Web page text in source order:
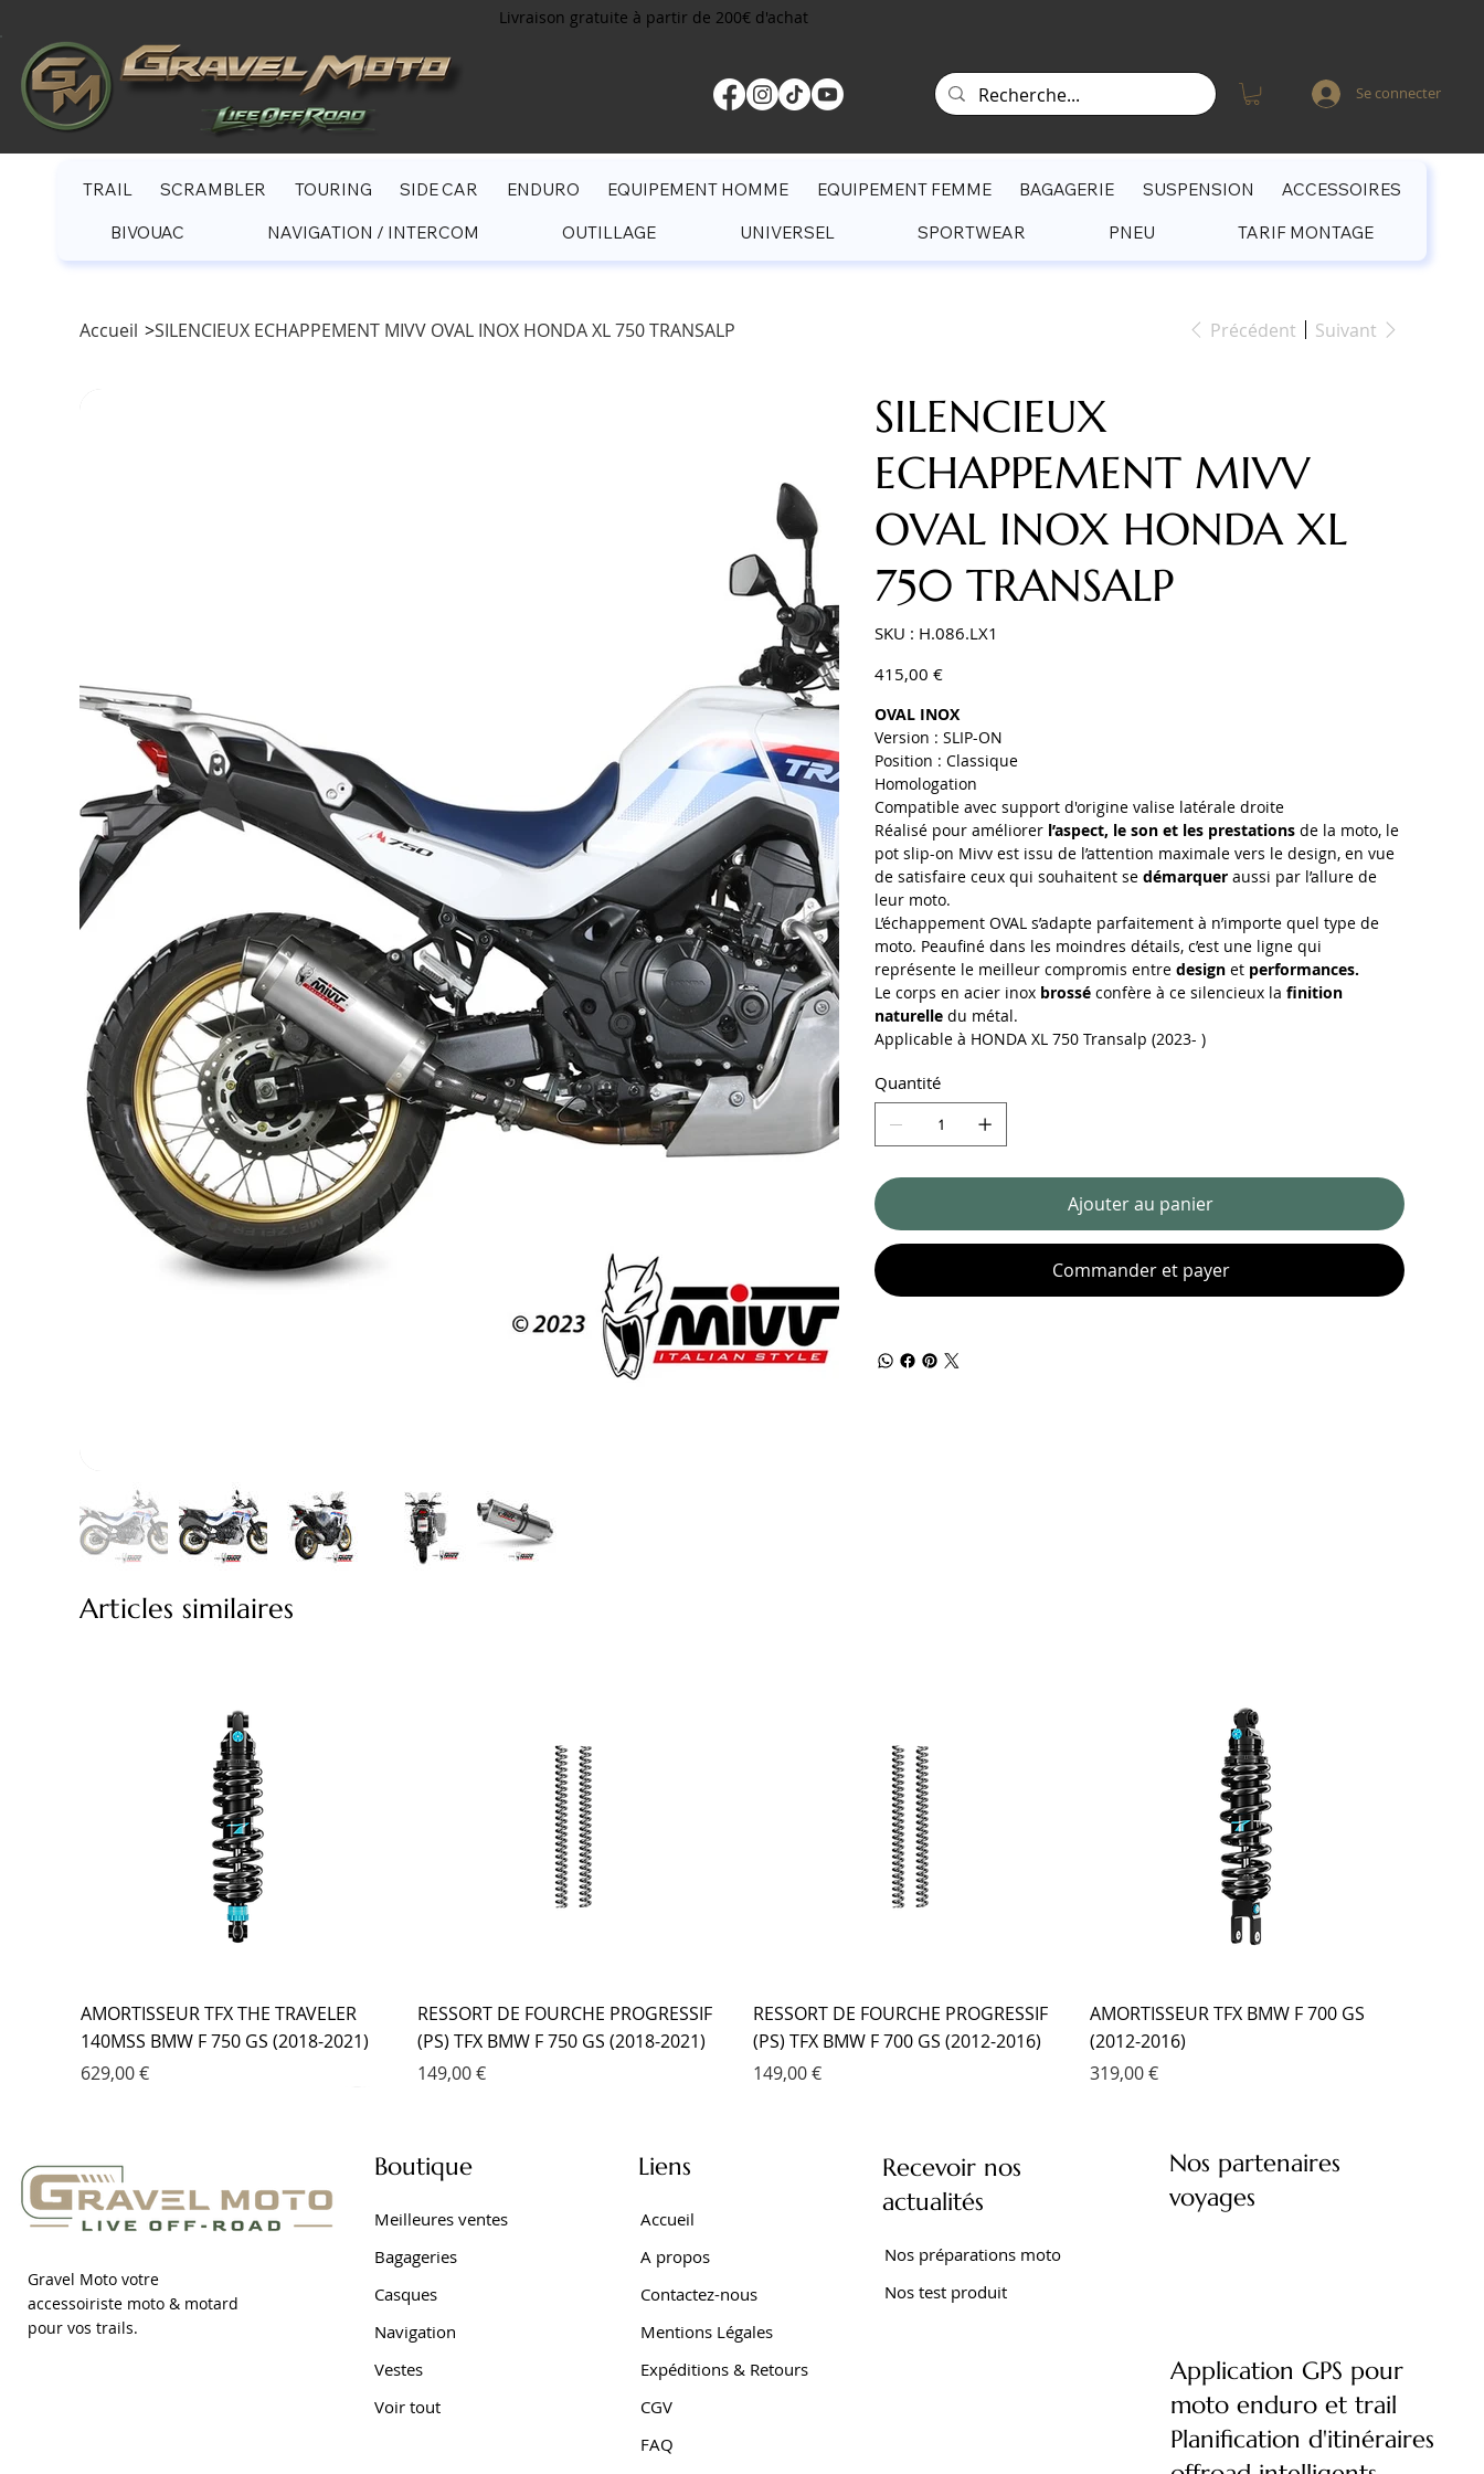
Livraison gratuite à partir de 200€ d'achat
Se connecter
Accueil >SILENCIEUX ECHAPPEMENT MIVV OVAL INOX HONDA XL 750 TRANSALP Précédent Suivant
SILENCIEUX
ECHAPPEMENT MIVV
OVAL INOX HONDA XL
750 TRANSALP
SKU : SKU
H.086.LX1
H.086.LX1
415,00 €
OVAL INOX
Version : SLIP-ON
Position : Classique
Homologation
Compatible avec support d'origine valise latérale droite
Réalisé pour améliorer l’aspect, le son et les prestations de la moto, le
pot slip-on Mivv est issu de l’attention maximale vers le design, en vue
de satisfaire ceux qui souhaitent se démarquer aussi par l’allure de
leur moto.
L’échappement OVAL s’adapte parfaitement à n’importe quel type de
moto. Peaufiné dans les moindres détails, c’est une ligne qui
représente le meilleur compromis entre design et performances.
Le corps en acier inox brossé confère à ce silencieux la finition
naturelle du métal.
Applicable à HONDA XL 750 Transalp (2023- )
Quantité
Ajouter au panier
Commander et payer
Articles similaires
AMORTISSEUR TFX THE TRAVELER
140MSS BMW F 750 GS (2018-2021)
Prix
629,00 €
RESSORT DE FOURCHE PROGRESSIF
(PS) TFX BMW F 750 GS (2018-2021)
Prix
149,00 €
RESSORT DE FOURCHE PROGRESSIF
(PS) TFX BMW F 700 GS (2012-2016)
Prix
149,00 €
AMORTISSEUR TFX BMW F 700 GS
(2012-2016)
Prix
319,00 €
FOURCHE EMC KIT CARTOUCHE
YAMAHA TRACER 9 (2021- )
YAMAHA XTZ 750 SUPER TENERE
AMORTISSEUR EMC YAMAHA XTZ 660
TENERE (2008-2016)
AMORTISSEUR EMC YAMAHA TENERE
TRAIL SCRAMBLER TOURING SIDE CAR ENDURO EQUIPEMENT HOMME EQUIPEMENT FEMME BAGAGERIE SUSPENSION ACCESSOIRES
BIVOUAC NAVIGATION / INTERCOM OUTILLAGE UNIVERSEL SPORTWEAR PNEU TARIF MONTAGE
Gravel Moto votre
accessoiriste moto & motard
pour vos trails.
Boutique
Meilleures ventes
Bagageries
Casques
Navigation
Vestes
Voir tout
Liens
Accueil
A propos
Contactez-nous
Mentions Légales
Expéditions & Retours
CGV
FAQ
Recevoir nos
actualités
Nos préparations moto
Nos test produit
Nos partenaires
voyages
Application GPS pour
moto enduro et trail
Planification d'itinéraires